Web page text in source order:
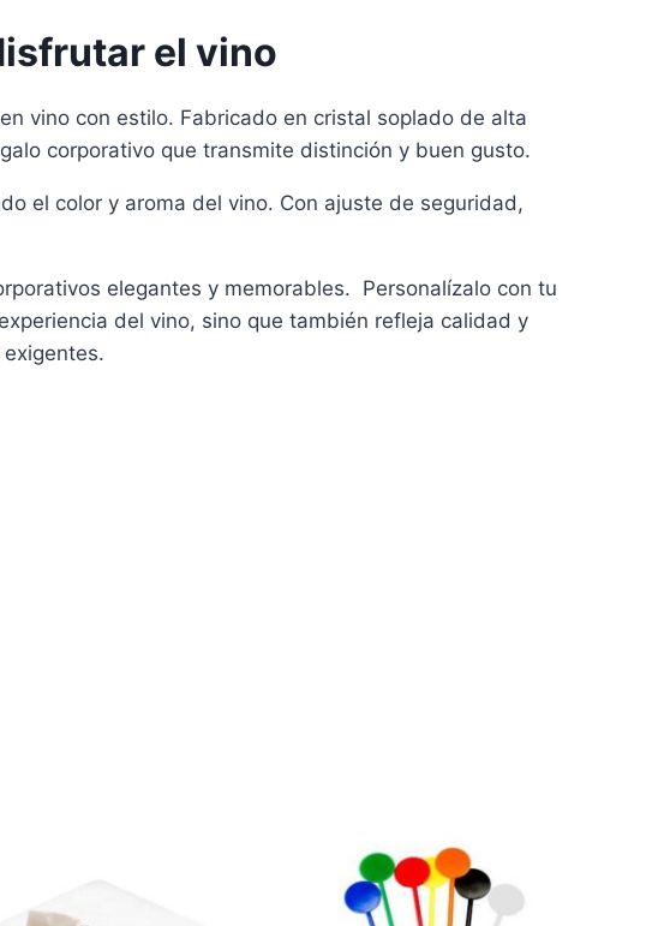
el vino
vino con estilo. Fabricado en cristal soplado de alta
corporativo que transmite distinción y buen gusto.
el color y aroma del vino. Con ajuste de seguridad,
elegantes y memorables. Personalízalo con tu
del vino, sino que también refleja calidad y